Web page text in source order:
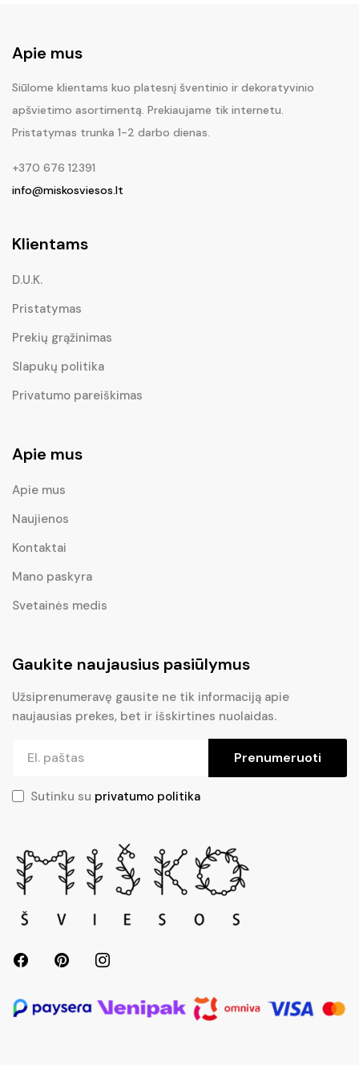
Apie mus
Siūlome klientams kuo platesnį šventinio ir dekoratyvinio
apšvietimo asortimentą. Prekiaujame tik internetu.
Pristatymas trunka 1-2 darbo dienas.
+370 676 12391
info@miskosviesos.lt
Klientams
D.U.K.
Pristatymas
Prekių grąžinimas
Slapukų politika
Privatumo pareiškimas
Apie mus
Apie mus
Naujienos
Kontaktai
Mano paskyra
Svetainės medis
Gaukite naujausius pasiūlymus
Užsiprenumeravę gausite ne tik informaciją apie
naujausias prekes, bet ir išskirtines nuolaidas.
Prenumeruoti
Sutinku su privatumo politika